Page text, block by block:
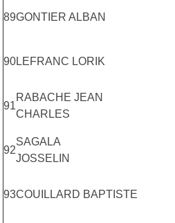
89GONTIER ALBAN
90LEFRANC LORIK
91
RABACHE JEAN
CHARLES
92
SAGALA
JOSSELIN
93COUILLARD BAPTISTE